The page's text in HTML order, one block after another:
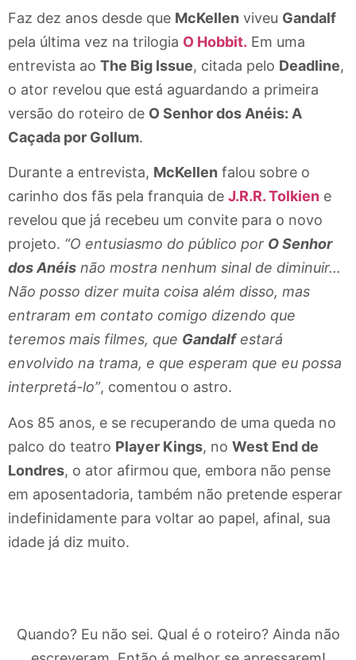
Faz dez anos desde que McKellen viveu Gandalf
pela última vez na trilogia O Hobbit. Em uma
entrevista ao The Big Issue, citada pelo Deadline,
o ator revelou que está aguardando a primeira
versão do roteiro de O Senhor dos Anéis: A
Caçada por Gollum.
Durante a entrevista, McKellen falou sobre o
carinho dos fãs pela franquia de J.R.R. Tolkien e
revelou que já recebeu um convite para o novo
projeto. “O entusiasmo do público por O Senhor
dos Anéis não mostra nenhum sinal de diminuir…
Não posso dizer muita coisa além disso, mas
entraram em contato comigo dizendo que
teremos mais filmes, que Gandalfestará
envolvido na trama, e que esperam que eu possa
interpretá-lo”, comentou o astro.
Aos 85 anos, e se recuperando de uma queda no
palco do teatro Player Kings, no West End de
Londres, o ator afirmou que, embora não pense
em aposentadoria, também não pretende esperar
indefinidamente para voltar ao papel, afinal, sua
idade já diz muito.
Quando? Eu não sei. Qual é o roteiro? Ainda não